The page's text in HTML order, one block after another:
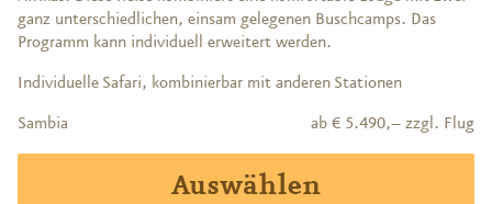
ganz unterschiedlichen, einsam gelegenen Buschcamps. Das
Programm kann individuell erweitert werden.
Individuelle Safari, kombinierbar mit anderen Stationen
Sambia ab € 5.490,– zzgl. Flug
Auswählen